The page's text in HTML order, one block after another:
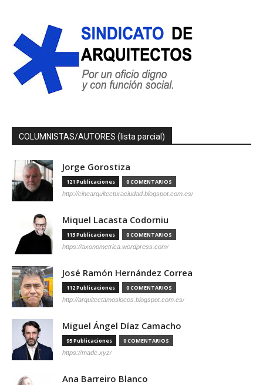
COLUMNISTAS/AUTORES (lista parcial)
Jorge Gorostiza
121 Publicaciones 0 COMENTARIOS
http://cinearquitecturaciudad.blogspot.com.es/
Miquel Lacasta Codorniu
113 Publicaciones 0 COMENTARIOS
https://axonometrica.wordpress.com/
José Ramón Hernández Correa
112 Publicaciones 0 COMENTARIOS
http://arquitectamoslocos.blogspot.com.es/
Miguel Ángel Díaz Camacho
95 Publicaciones 0 COMENTARIOS
https://madc.xyz/
Ana Barreiro Blanco